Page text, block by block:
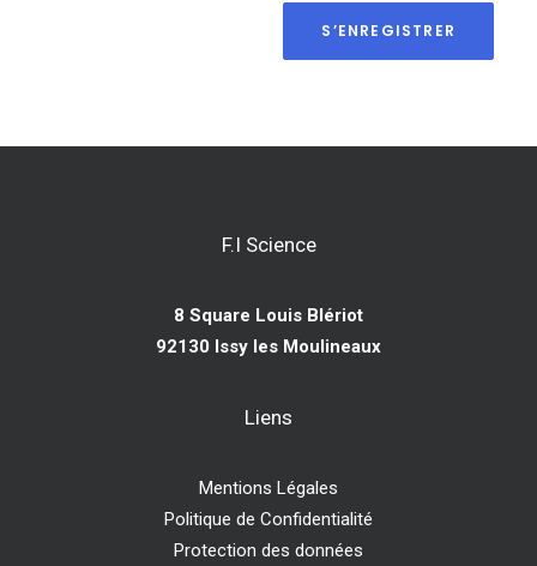
S’ENREGISTRER
F.I Science
8 Square Louis Blériot
92130 Issy les Moulineaux
Liens
Mentions Légales
Politique de Confidentialité
Protection des données